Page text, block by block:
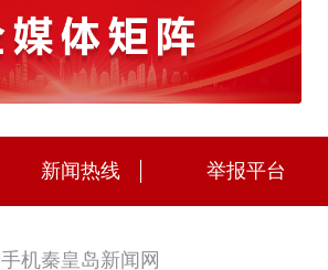
新闻热线 举报平台
手机秦皇岛新闻网